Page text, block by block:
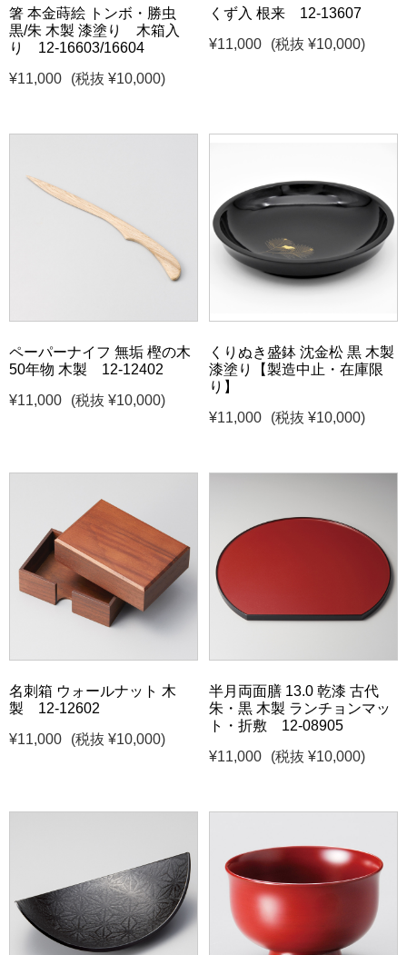
箸 本金蒔絵 トンボ・勝虫
黒/朱 木製 漆塗り 木箱入
り 12-16603/16604
¥11,000
(税抜 ¥10,000)
くず入 根来 12-13607
¥11,000
(税抜 ¥10,000)
ペーパーナイフ 無垢 樫の木
50年物 木製 12-12402
¥11,000
(税抜 ¥10,000)
くりぬき盛鉢 沈金松 黒 木製
漆塗り【製造中止・在庫限
り】
¥11,000
(税抜 ¥10,000)
名刺箱 ウォールナット 木
製 12-12602
¥11,000
(税抜 ¥10,000)
半月両面膳 13.0 乾漆 古代
朱・黒 木製 ランチョンマッ
ト・折敷 12-08905
¥11,000
(税抜 ¥10,000)